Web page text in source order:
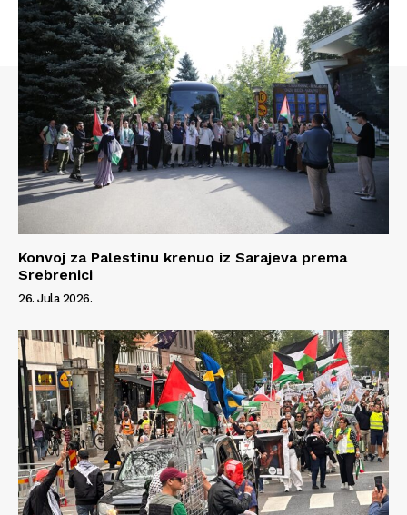
Info
O nama
Kontakt
Impressum
Konvoj za Palestinu krenuo iz Sarajeva prema
Srebrenici
26. Jula 2026.